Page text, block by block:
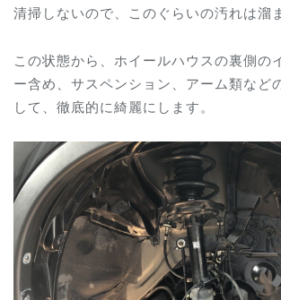
清掃しないので、このぐらいの汚れは溜
この状態から、ホイールハウスの裏側の
ー含め、サスペンション、アーム類など
して、徹底的に綺麗にします。